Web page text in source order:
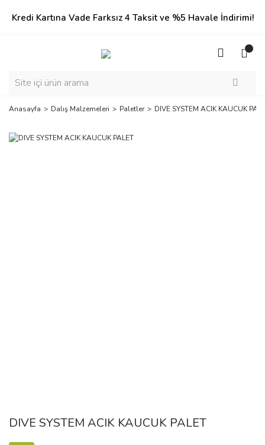
Kredi Kartına Vade Farksız 4 Taksit ve %5 Havale İndirimi!
Anasayfa Dalış Malzemeleri Paletler DIVE SYSTEM ACIK KAUCUK
DIVE SYSTEM ACIK KAUCUK PALET